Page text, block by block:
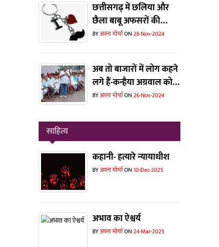
छत्तीसगढ़ में छलिया और
छैला बाबू अफसरों की
भरमार !
BYअपना मोर्चाON28-Nov-2024
अब तो बाजारों में लोग कहने
लगे हैं-कन्हैया अग्रवाल को
टिकट मिलती तो जीत जाते !
BYअपना मोर्चाON26-Nov-2024
साहित्य
कहानी- हत्यारे न्यायाधीश
BYअपना मोर्चाON10-Dec-2025
अभाव का ऐश्वर्य
BYअपना मोर्चाON24-Mar-2025